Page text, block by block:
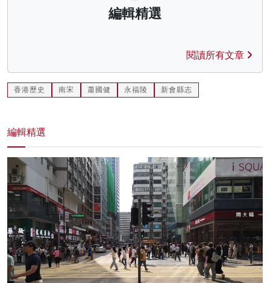
編輯精選
閱讀所有文章
香港歷史 南宋 蕭國健 永福陵 新會縣志
編輯精選